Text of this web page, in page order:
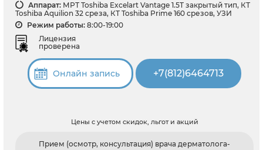
Аппарат: МРТ Toshiba Excelart Vantage 1.5T закрытый тип, КТ
Toshiba Aquilion 32 среза, КТ Toshiba Prime 160 срезов, УЗИ
Режим работы: 8:00-19:00
Лицензия
проверена
Онлайн запись +7(812)6464713
Цены с учетом скидок, льгот и акций
Прием (осмотр, консультация) врача дерматолога-